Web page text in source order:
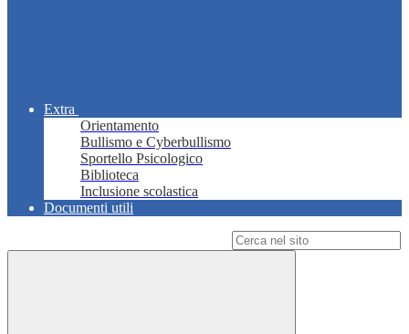
Extra
Orientamento
Bullismo e Cyberbullismo
Sportello Psicologico
Biblioteca
Inclusione scolastica
Documenti utili